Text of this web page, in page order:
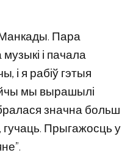
Манкады. Пара
і пачала
і я рабіў гэтыя
мы вырашылі
значна больш
гучаць. Прыгажосць у